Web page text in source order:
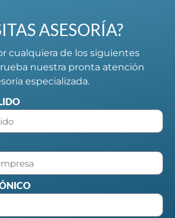
ASESORÍA?
cualquiera de los siguientes
nuestra pronta atención
especializada.